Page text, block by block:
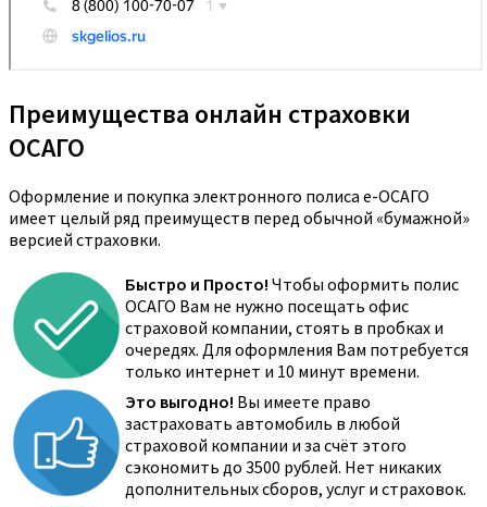
Преимущества онлайн страховки
ОСАГО
Оформление и покупка электронного полиса е-ОСАГО
имеет целый ряд преимуществ перед обычной «бумажной»
версией страховки.
Быстро и Просто! Чтобы оформить полис
ОСАГО Вам не нужно посещать офис
страховой компании, стоять в пробках и
очередях. Для оформления Вам потребуется
только интернет и 10 минут времени.
Это выгодно! Вы имеете право
застраховать автомобиль в любой
страховой компании и за счёт этого
сэкономить до 3500 рублей. Нет никаких
дополнительных сборов, услуг и страховок.